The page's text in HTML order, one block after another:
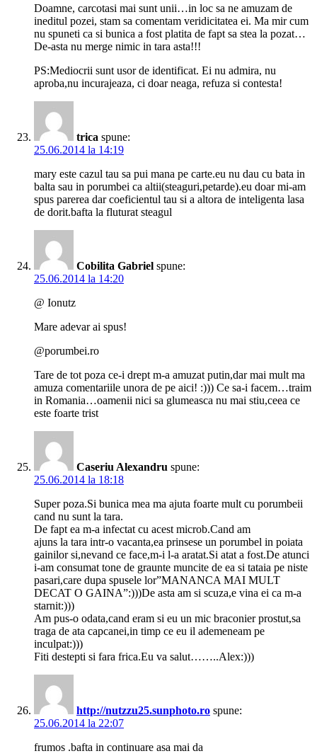
Doamne, carcotasi mai sunt unii…in loc sa ne amuzam de
ineditul pozei, stam sa comentam veridicitatea ei. Ma mir cum
nu spuneti ca si bunica a fost platita de fapt sa stea la pozat…
De-asta nu merge nimic in tara asta!!!
PS:Mediocrii sunt usor de identificat. Ei nu admira, nu
aproba,nu incurajeaza, ci doar neaga, refuza si contesta!
trica spune:
25.06.2014 la 14:19
mary este cazul tau sa pui mana pe carte.eu nu dau cu bata in
balta sau in porumbei ca altii(steaguri,petarde).eu doar mi-am
spus parerea dar coeficientul tau si a altora de inteligenta lasa
de dorit.bafta la fluturat steagul
Cobilita Gabriel spune:
25.06.2014 la 14:20
@ Ionutz
Mare adevar ai spus!
@porumbei.ro
Tare de tot poza ce-i drept m-a amuzat putin,dar mai mult ma
amuza comentariile unora de pe aici! :))) Ce sa-i facem…traim
in Romania…oamenii nici sa glumeasca nu mai stiu,ceea ce
este foarte trist
Caseriu Alexandru spune:
25.06.2014 la 18:18
Super poza.Si bunica mea ma ajuta foarte mult cu porumbeii
cand nu sunt la tara.
De fapt ea m-a infectat cu acest microb.Cand am
ajuns la tara intr-o vacanta,ea prinsese un porumbel in poiata
gainilor si,nevand ce face,m-i l-a aratat.Si atat a fost.De atunci
i-am consumat tone de graunte muncite de ea si tataia pe niste
pasari,care dupa spusele lor”MANANCA MAI MULT
DECAT O GAINA”:)))De asta am si scuza,e vina ei ca m-a
starnit:)))
Am pus-o odata,cand eram si eu un mic braconier prostut,sa
traga de ata capcanei,in timp ce eu il ademeneam pe
inculpat:)))
Fiti destepti si fara frica.Eu va salut……..Alex:)))
http://nutzzu25.sunphoto.ro spune:
25.06.2014 la 22:07
frumos .bafta in continuare asa mai da